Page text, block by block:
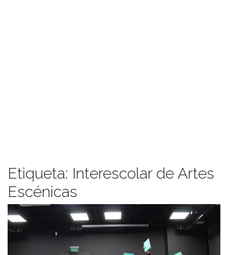
Etiqueta: Interescolar de Artes
Escénicas